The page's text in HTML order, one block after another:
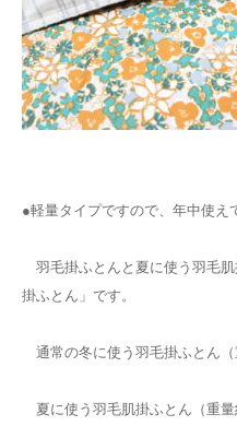
●軽量タイプですので、年中使え
羽毛掛ふとんと夏に使う羽毛
掛ふとん」です。
通常の冬に使う羽毛掛ふとん
夏に使う羽毛肌掛ふとん（重